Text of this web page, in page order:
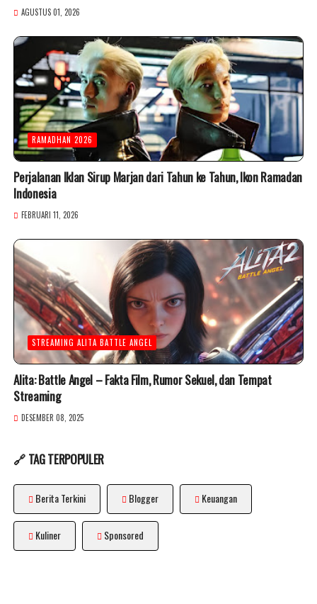
AGUSTUS 01, 2026
RAMADHAN 2026
Perjalanan Iklan Sirup Marjan dari Tahun ke Tahun, Ikon Ramadan
Indonesia
FEBRUARI 11, 2026
STREAMING ALITA BATTLE ANGEL
Alita: Battle Angel – Fakta Film, Rumor Sekuel, dan Tempat
Streaming
DESEMBER 08, 2025
🔗 TAG TERPOPULER
Berita Terkini Blogger Keuangan
Kuliner Sponsored